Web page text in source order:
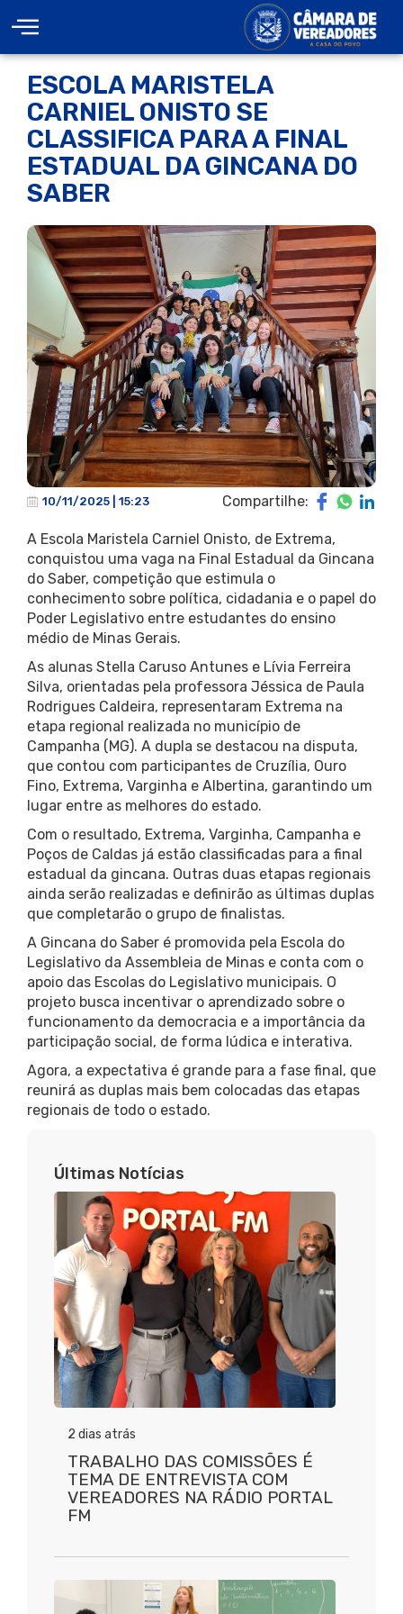
ESCOLA MARISTELA
CARNIEL ONISTO SE
CLASSIFICA PARA A FINAL
ESTADUAL DA GINCANA DO
SABER
10/11/2025 | 15:23 Compartilhe:
A Escola Maristela Carniel Onisto, de Extrema,
conquistou uma vaga na Final Estadual da Gincana
do Saber, competição que estimula o
conhecimento sobre política, cidadania e o papel do
Poder Legislativo entre estudantes do ensino
médio de Minas Gerais.
As alunas Stella Caruso Antunes e Lívia Ferreira
Silva, orientadas pela professora Jéssica de Paula
Rodrigues Caldeira, representaram Extrema na
etapa regional realizada no município de
Campanha (MG). A dupla se destacou na disputa,
que contou com participantes de Cruzília, Ouro
Fino, Extrema, Varginha e Albertina, garantindo um
lugar entre as melhores do estado.
Com o resultado, Extrema, Varginha, Campanha e
Poços de Caldas já estão classificadas para a final
estadual da gincana. Outras duas etapas regionais
ainda serão realizadas e definirão as últimas duplas
que completarão o grupo de finalistas.
A Gincana do Saber é promovida pela Escola do
Legislativo da Assembleia de Minas e conta com o
apoio das Escolas do Legislativo municipais. O
projeto busca incentivar o aprendizado sobre o
funcionamento da democracia e a importância da
participação social, de forma lúdica e interativa.
Agora, a expectativa é grande para a fase final, que
reunirá as duplas mais bem colocadas das etapas
regionais de todo o estado.
Últimas Notícias
2 dias atrás
TRABALHO DAS COMISSÕES É
TEMA DE ENTREVISTA COM
VEREADORES NA RÁDIO PORTAL
FM